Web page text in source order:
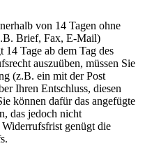
von 14 Tagen ohne
Brief, Fax, E-Mail)
Tage ab dem Tag des
auszuüben, müssen Sie
(z.B. ein mit der Post
Ihren Entschluss, diesen
können dafür das angefügte
das jedoch nicht
genügt die